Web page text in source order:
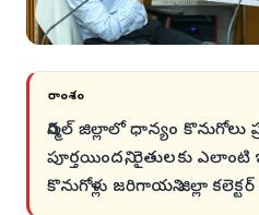
సారాంశం
నిర్మల్ జిల్లాలో ధాన్యం
పూర్తయిందని, రైతులకు ఎలాంటి
కొనుగోళ్లు జరిగాయని జిల్లా